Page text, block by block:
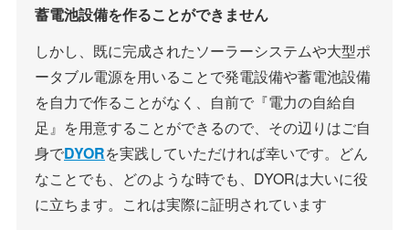
蓄電池設備を作ることができません
しかし、既に完成されたソーラーシステムや大型ポ
ータブル電源を用いることで発電設備や蓄電池設備
を自力で作ることがなく、自前で『電力の自給自
足』を用意することができるので、その辺りはご自
身でDYORを実践していただければ幸いです。どん
なことでも、どのような時でも、DYORは大いに役
に立ちます。これは実際に証明されています